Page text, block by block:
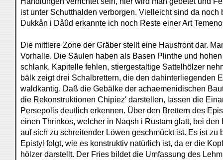
ist unter Schutthalden verborgen. Vielleicht sind da
Dukkân i Dâûd erkannte ich noch Reste einer Art
Die mittlere Zone der Gräber stellt eine Hausfront dar.
Vorhalle. Die Säulen haben als Basen Plinthe und
schlank, Kapitelle fehlen, stiergestaltige Sattelhölzer
bälk zeigt drei Schalbrettern, die den dahinterliegenden
waldkantig. Daß die Gebälke der achaemenidischen
die Rekonstruktionen Chipiez' darstellen, lassen die
Persepolis deutlich erkennen. Über den Brettern des
einen Thrinkos, welcher in Naqsh i Rustam glatt, bei
auf sich zu schreitender Löwen geschmückt ist. Es ist
Epistyl folgt, wie es konstruktiv natürlich ist, da er die
hölzer darstellt. Der Fries bildet die Umfassung des